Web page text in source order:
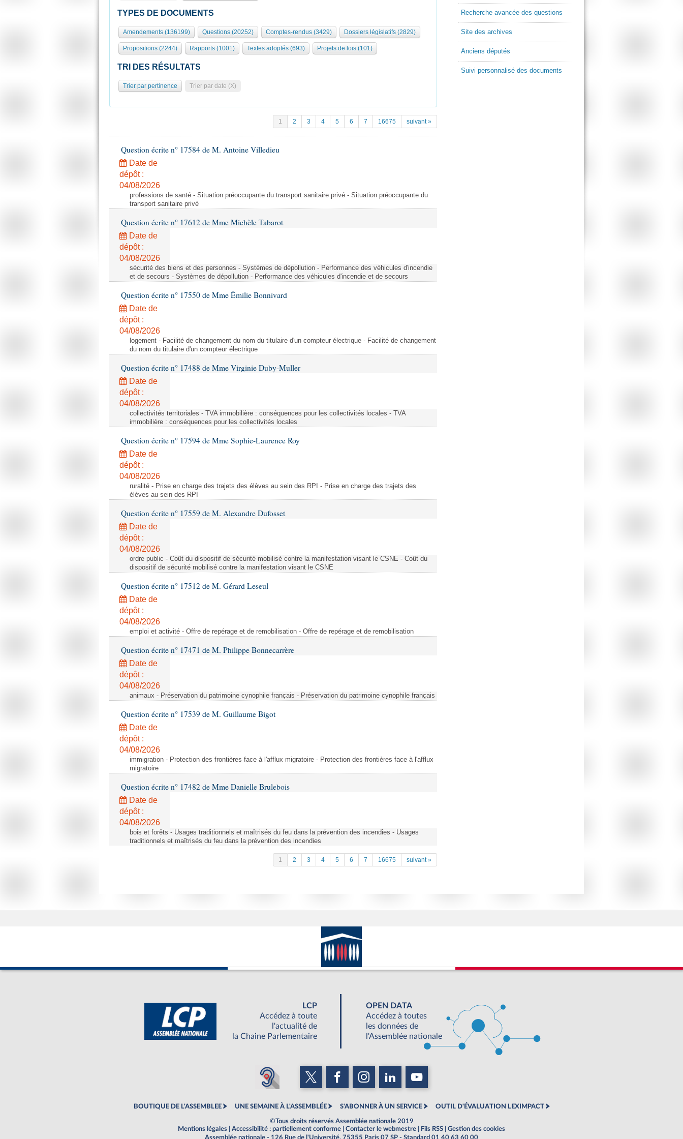
TYPES DE DOCUMENTS
Amendements (136199) Questions (20252) Comptes-rendus (3429) Dossiers législatifs (2829)
Propositions (2244) Rapports (1001) Textes adoptés (693) Projets de lois (101)
TRI DES RÉSULTATS
Trier par pertinence Trier par date (X)
1 2 3 4 5 6 7 16675 suivant »
Question écrite n° 17584 de M. Antoine Villedieu
Date de
dépôt :
04/08/2026
professions de santé - Situation préoccupante du transport sanitaire privé - Situation préoccupante du
transport sanitaire privé
Question écrite n° 17612 de Mme Michèle Tabarot
Date de
dépôt :
04/08/2026
sécurité des biens et des personnes - Systèmes de dépollution - Performance des véhicules d'incendie
et de secours - Systèmes de dépollution - Performance des véhicules d'incendie et de secours
Question écrite n° 17550 de Mme Émilie Bonnivard
Date de
dépôt :
04/08/2026
logement - Facilité de changement du nom du titulaire d'un compteur électrique - Facilité de changement
du nom du titulaire d'un compteur électrique
Question écrite n° 17488 de Mme Virginie Duby-Muller
Date de
dépôt :
04/08/2026
collectivités territoriales - TVA immobilière : conséquences pour les collectivités locales - TVA
immobilière : conséquences pour les collectivités locales
Question écrite n° 17594 de Mme Sophie-Laurence Roy
Date de
dépôt :
04/08/2026
ruralité - Prise en charge des trajets des élèves au sein des RPI - Prise en charge des trajets des
élèves au sein des RPI
Question écrite n° 17559 de M. Alexandre Dufosset
Date de
dépôt :
04/08/2026
ordre public - Coût du dispositif de sécurité mobilisé contre la manifestation visant le CSNE - Coût du
dispositif de sécurité mobilisé contre la manifestation visant le CSNE
Question écrite n° 17512 de M. Gérard Leseul
Date de
dépôt :
04/08/2026
emploi et activité - Offre de repérage et de remobilisation - Offre de repérage et de remobilisation
Question écrite n° 17471 de M. Philippe Bonnecarrère
Date de
dépôt :
04/08/2026
animaux - Préservation du patrimoine cynophile français - Préservation du patrimoine cynophile français
Question écrite n° 17539 de M. Guillaume Bigot
Date de
dépôt :
04/08/2026
immigration - Protection des frontières face à l'afflux migratoire - Protection des frontières face à l'afflux
migratoire
Question écrite n° 17482 de Mme Danielle Brulebois
Date de
dépôt :
04/08/2026
bois et forêts - Usages traditionnels et maîtrisés du feu dans la prévention des incendies - Usages
traditionnels et maîtrisés du feu dans la prévention des incendies
1 2 3 4 5 6 7 16675 suivant »
Recherche avancée des questions
Site des archives
Anciens députés
Suivi personnalisé des documents
LCP
Accédez à toute
l'actualité de
la Chaine Parlementaire
OPEN DATA
Accédez à toutes
les données de
l'Assemblée nationale
BOUTIQUE DE L'ASSEMBLEE UNE SEMAINE À L'ASSEMBLÉE S'ABONNER À UN SERVICE OUTIL D'ÉVALUATION LEXIMPACT
©Tous droits réservés Assemblée nationale 2019
Mentions légales
Accessibilité : partiellement conforme Contacter le webmestre Fils RSS
Gestion des cookies
Assemblée nationale - 126 Rue de l'Université, 75355 Paris 07 SP - Standard 01 40 63 60 00